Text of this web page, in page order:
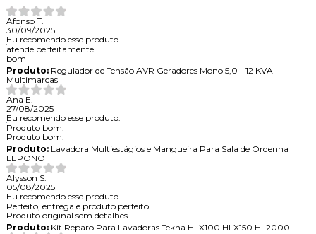
Afonso T.
30/09/2025
Eu recomendo esse produto.
atende perfeitamente
bom
Produto:Regulador de Tensão AVR Geradores Mono 5,0 - 12 KVA
Multimarcas
Ana E.
27/08/2025
Eu recomendo esse produto.
Produto bom.
Produto bom.
Produto:Lavadora Multiestágios e Mangueira Para Sala de Ordenha
LEPONO
Alysson S.
05/08/2025
Eu recomendo esse produto.
Perfeito, entrega e produto perfeito
Produto original sem detalhes
Produto:Kit Reparo Para Lavadoras Tekna HLX100 HLX150 HL2000